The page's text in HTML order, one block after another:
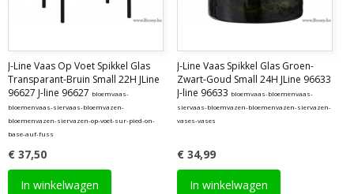
J-Line Vaas Op Voet Spikkel Glas
Transparant-Bruin Small 22H JLine
96627 J-line 96627 bloemvaas-
bloemenvaas-siervaas-bloemvazen-
bloemenvazen-siervazen-op-voet-sur-pied-on-
base-auf-fuss
€ 37,50
In winkelwagen
J-Line Vaas Spikkel Glas Groen-
Zwart-Goud Small 24H JLine 96633
J-line 96633 bloemvaas-bloemenvaas-
siervaas-bloemvazen-bloemenvazen-siervazen-
vases-vases
€ 34,99
In winkelwagen